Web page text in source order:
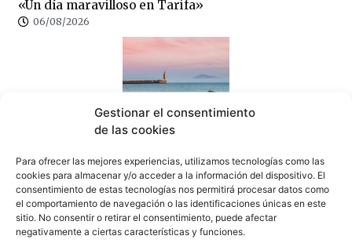
Gestionar el consentimiento
de las cookies
Para ofrecer las mejores experiencias, utilizamos tecnologías como las
cookies para almacenar y/o acceder a la información del dispositivo. El
consentimiento de estas tecnologías nos permitirá procesar datos como
el comportamiento de navegación o las identificaciones únicas en este
sitio. No consentir o retirar el consentimiento, puede afectar
negativamente a ciertas características y funciones.
«Un día maravilloso en Tarifa»
06/08/2026
Tarifa”
06/08/2026